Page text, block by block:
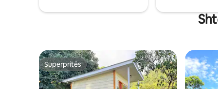
Superpritës
Superpritës